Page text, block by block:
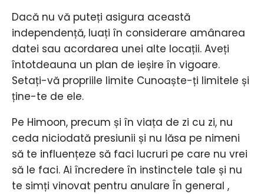
Dacă nu vă puteți asigura această
independență, luați în considerare amânarea
datei sau acordarea unei alte locații. Aveți
întotdeauna un plan de ieșire în vigoare.
Setați-vă propriile limite Cunoaște-ți limitele și
ține-te de ele.
Pe Himoon, precum și în viața de zi cu zi, nu
ceda niciodată presiunii și nu lăsa pe nimeni
să te influențeze să faci lucruri pe care nu vrei
să le faci. Ai încredere în instinctele tale și nu
te simți vinovat pentru anulare În general ,